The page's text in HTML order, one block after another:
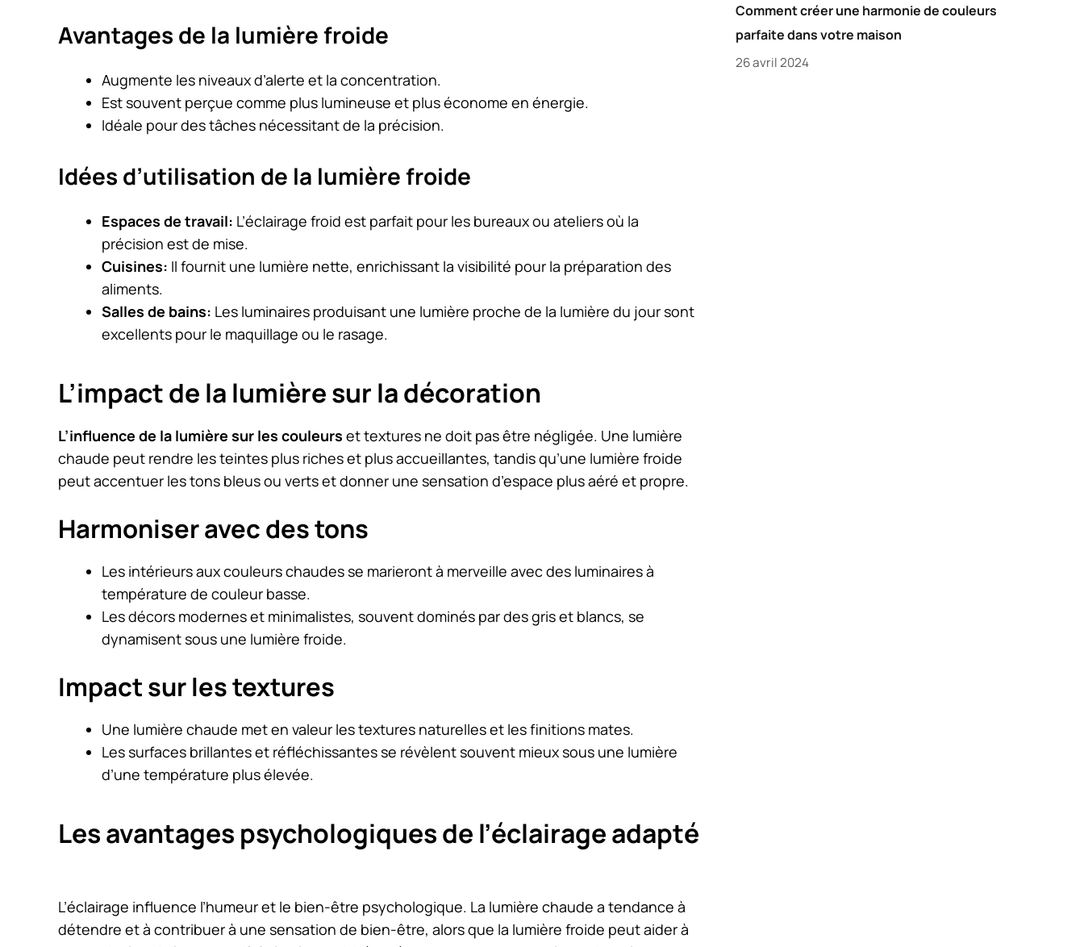
Avantages de la lumière froide
Augmente les niveaux d’alerte et la concentration.
Est souvent perçue comme plus lumineuse et plus économe en énergie.
Idéale pour des tâches nécessitant de la précision.
Idées d’utilisation de la lumière froide
Espaces de travail: L’éclairage froid est parfait pour les bureaux ou ateliers où la
précision est de mise.
Cuisines: Il fournit une lumière nette, enrichissant la visibilité pour la préparation des
aliments.
Salles de bains: Les luminaires produisant une lumière proche de la lumière du jour sont
excellents pour le maquillage ou le rasage.
L’impact de la lumière sur la décoration
L’influence de la lumière sur les couleurs et textures ne doit pas être négligée. Une lumière
chaude peut rendre les teintes plus riches et plus accueillantes, tandis qu’une lumière froide
peut accentuer les tons bleus ou verts et donner une sensation d’espace plus aéré et propre.
Harmoniser avec des tons
Les intérieurs aux couleurs chaudes se marieront à merveille avec des luminaires à
température de couleur basse.
Les décors modernes et minimalistes, souvent dominés par des gris et blancs, se
dynamisent sous une lumière froide.
Impact sur les textures
Une lumière chaude met en valeur les textures naturelles et les finitions mates.
Les surfaces brillantes et réfléchissantes se révèlent souvent mieux sous une lumière
d’une température plus élevée.
Les avantages psychologiques de l’éclairage adapté
L’éclairage influence l’humeur et le bien-être psychologique. La lumière chaude a tendance à
détendre et à contribuer à une sensation de bien-être, alors que la lumière froide peut aider à
Comment créer une harmonie de couleurs
parfaite dans votre maison
26 avril 2024